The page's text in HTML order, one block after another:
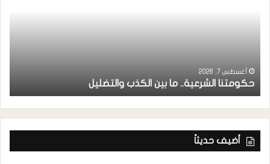
أغسطس 7, 2026
حكومتنا الشرعية.. ما بين الكذب والتضليل
أضيف حديثاً